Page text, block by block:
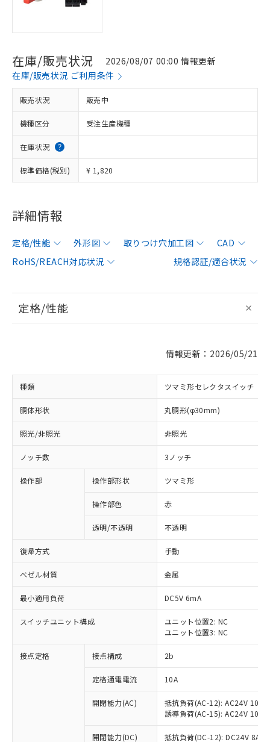
在庫/販売状況
2026/08/07 00:00 情報更新
在庫/販売状況 ご利用条件
販売状況 販売中
機種区分 受注生産機種
在庫状況
標準価格(税別) ¥ 1,820
詳細情報
定格/性能 外形図 取りつけ穴加工図
CAD
RoHS/REACH対応状況
規格認証/適合状況
定格/性能
情報更新：2026/05/21
種類 ツマミ形セレクタスイッチ
胴体形状 丸胴形(φ30mm)
照光/非照光 非照光
ノッチ数 3ノッチ
操作部 操作部形状 ツマミ形
操作部色 赤
透明/不透明 不透明
復帰方式 手動
ベゼル材質 金属
最小適用負荷 DC5V 6mA
スイッチユニット構成
ユニット位置2: NC
ユニット位置3: NC
接点定格 接点構成 2b
定格通電電流 10A
開閉能力(AC)
抵抗負荷(AC-12): AC24V 10A/
誘導負荷(AC-15): AC24V
開閉能力(DC) 抵抗負荷(DC-12): DC24V 8A/
ご利用条件
※1 対応状況
対応済み：EU RoHS指令（10物質）の
非含有に対応した製品が提供可能な商品で
対応予定：EU RoHS指令（10物質）の非含
有に対応した製品に切り替える予定のある